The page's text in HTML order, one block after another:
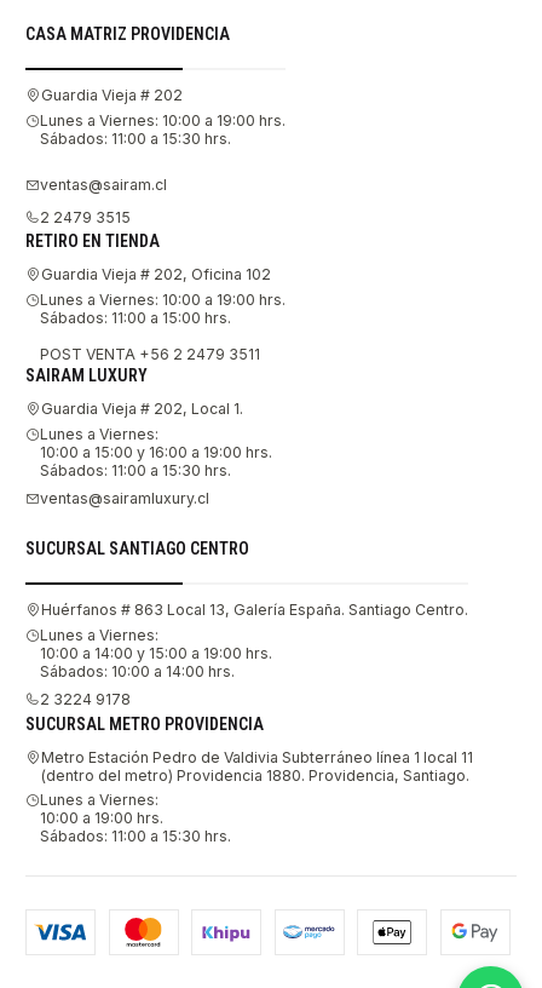
CASA MATRIZ PROVIDENCIA
Guardia Vieja # 202
Lunes a Viernes: 10:00 a 19:00 hrs.
Sábados: 11:00 a 15:30 hrs.
ventas@sairam.cl
2 2479 3515
RETIRO EN TIENDA
Guardia Vieja # 202, Oficina 102
Lunes a Viernes: 10:00 a 19:00 hrs.
Sábados: 11:00 a 15:00 hrs.
POST VENTA +56 2 2479 3511
SAIRAM LUXURY
Guardia Vieja # 202, Local 1.
Lunes a Viernes:
10:00 a 15:00 y 16:00 a 19:00 hrs.
Sábados: 11:00 a 15:30 hrs.
ventas@sairamluxury.cl
SUCURSAL SANTIAGO CENTRO
Huérfanos # 863 Local 13, Galería España. Santiago Centro.
Lunes a Viernes:
10:00 a 14:00 y 15:00 a 19:00 hrs.
Sábados: 10:00 a 14:00 hrs.
2 3224 9178
SUCURSAL METRO PROVIDENCIA
Metro Estación Pedro de Valdivia Subterráneo línea 1 local 11
(dentro del metro) Providencia 1880. Providencia, Santiago.
Lunes a Viernes:
10:00 a 19:00 hrs.
Sábados: 11:00 a 15:30 hrs.